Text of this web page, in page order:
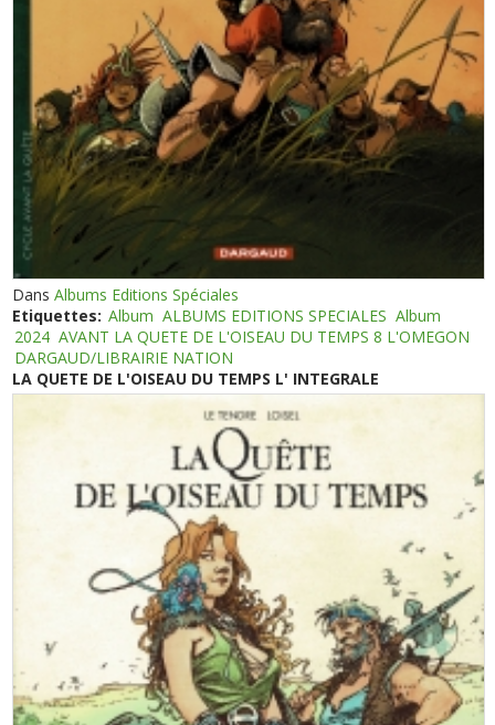
DansAlbums Editions Spéciales
Etiquettes: Album ALBUMS EDITIONS SPECIALES Album
2024 AVANT LA QUETE DE L'OISEAU DU TEMPS 8 L'OMEGON
DARGAUD/LIBRAIRIE NATION
LA QUETE DE L'OISEAU DU TEMPS L' INTEGRALE